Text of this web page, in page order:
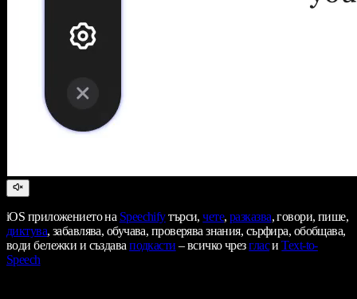
iOS приложението на Speechifyтърси,чете, разказва, говори, пише,
диктува, забавлява, обучава, проверява знания, сърфира, обобщава,
води бележки и създаваподкасти – всичко чрезгласиText-to-
Speech